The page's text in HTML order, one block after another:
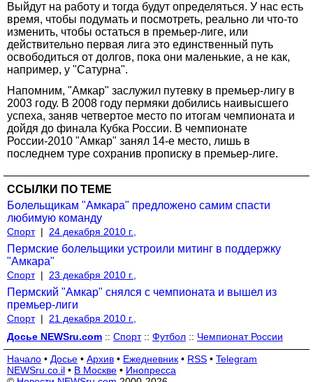
Выйдут на работу и тогда будут определяться. У нас есть
время, чтобы подумать и посмотреть, реально ли что-то
изменить, чтобы остаться в премьер-лиге, или
действительно первая лига это единственный путь
освободиться от долгов, пока они маленькие, а не как,
например, у "Сатурна".
Напомним, "Амкар" заслужил путевку в премьер-лигу в
2003 году. В 2008 году пермяки добились наивысшего
успеха, заняв четвертое место по итогам чемпионата и
дойдя до финала Кубка России. В чемпионате
России-2010 "Амкар" занял 14-е место, лишь в
последнем туре сохранив прописку в премьер-лиге.
ССЫЛКИ ПО ТЕМЕ
Болельщикам "Амкара" предложено самим спасти
любимую команду
Спорт | 24 декабря 2010 г.,
Пермские болельщики устроили митинг в поддержку
"Амкара"
Спорт | 23 декабря 2010 г.,
Пермский "Амкар" снялся с чемпионата и вышел из
премьер-лиги
Спорт |
21 декабря 2010 г.,
Досье NEWSru.com :: Спорт:: Футбол :: Чемпионат России
Начало • Досье • Архив • Ежедневник • RSS • Telegram
NEWSru.co.il • В Москве • Инопресса